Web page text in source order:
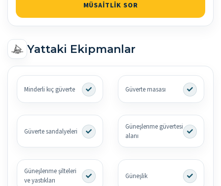
MÜSAITLIK SOR
Yattaki Ekipmanlar
Minderli kıç güverte Güverte masası
Güverte sandalyeleri
Güneşlenme güvertesi
alanı
Güneşlenme şilteleri
ve yastıkları
Güneşlik